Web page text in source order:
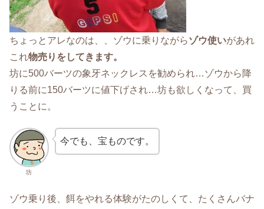
ちょっとアレなのは、、ゾウに乗りながらゾウ使いがあれ
これ物売りをしてきます。
坊に500バーツの象牙ネックレスを勧められ…ゾウから降
りる前に150バーツに値下げされ…坊も欲しくなって、買
うことに。
坊
今でも、宝ものです。
ゾウ乗り後、餌をやれる体験がたのしくて、たくさんバナ